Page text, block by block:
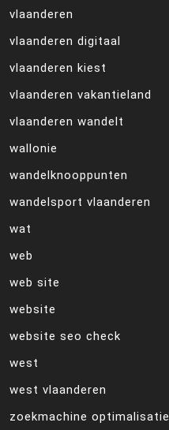
vlaanderen
vlaanderen digitaal
vlaanderen kiest
vlaanderen vakantieland
vlaanderen wandelt
wallonie
wandelknooppunten
wandelsport vlaanderen
wat
web
web site
website
website seo check
west
west vlaanderen
zoekmachine optimalisatie